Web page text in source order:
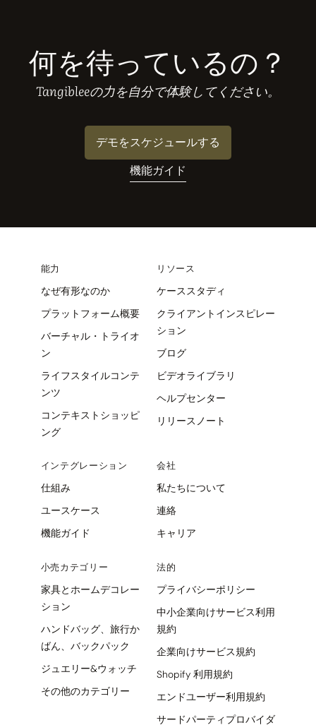
何を待っているの？
Tangibleeの力を自分で体験してください。
デモをスケジュールする
機能ガイド
能力
なぜ有形なのか
プラットフォーム概要
バーチャル・トライオ
ン
ライフスタイルコンテ
ンツ
コンテキストショッピ
ング
インテグレーション
仕組み
ユースケース
機能ガイド
小売カテゴリー
家具とホームデコレー
ション
ハンドバッグ、旅行か
ばん、バックパック
ジュエリー&ウォッチ
その他のカテゴリー
リソース
ケーススタディ
クライアントインスピレー
ション
ブログ
ビデオライブラリ
ヘルプセンター
リリースノート
会社
私たちについて
連絡
キャリア
法的
プライバシーポリシー
中小企業向けサービス利用
規約
企業向けサービス規約
Shopify 利用規約
エンドユーザー利用規約
サードパーティプロバイダ